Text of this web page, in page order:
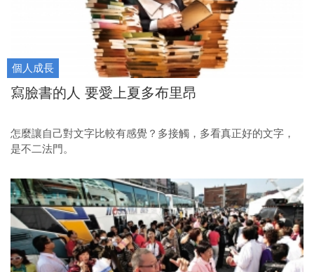
個人成長
寫臉書的人 要愛上夏多布里昂
怎麼讓自己對文字比較有感覺？多接觸，多看真正好的文字，
是不二法門。